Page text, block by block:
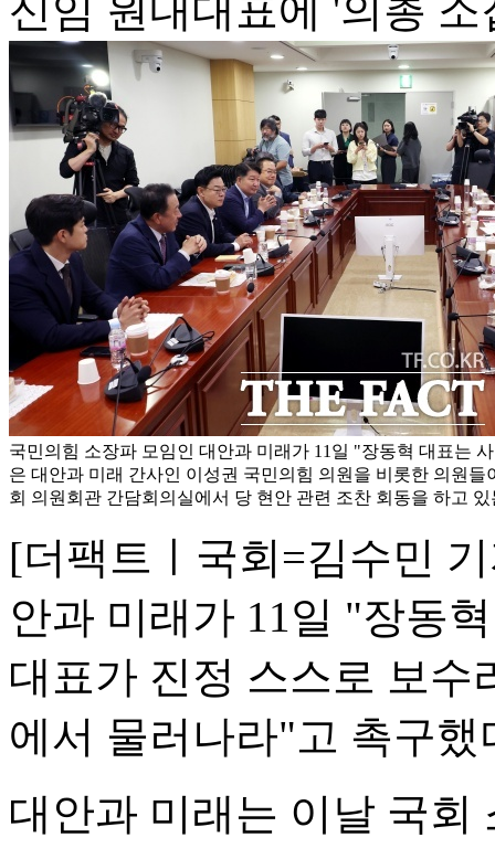
신임 원내대표에 '의총 소
국민의힘 소장파 모임인 대안과 미래가 11일 "장동혁 대표는
은 대안과 미래 간사인 이성권 국민의힘 의원을 비롯한 의원들
회 의원회관 간담회의실에서 당 현안 관련 조찬 회동을 하고
[더팩트ㅣ국회=김수민
안과 미래가 11일 "장동
대표가 진정 스스로 보수
에서 물러나라"고 촉구했
대안과 미래는 이날 국회